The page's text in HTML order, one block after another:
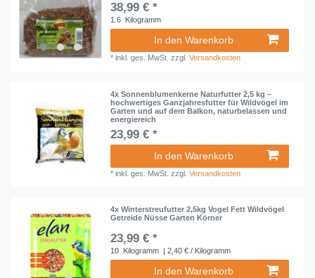
38,99 € *
1.6 Kilogramm
In den Warenkorb
*inkl. ges. MwSt. zzgl.Versandkosten
4x Sonnenblumenkerne Naturfutter 2,5 kg –
hochwertiges Ganzjahresfutter für Wildvögel im
Garten und auf dem Balkon, naturbelassen und
energiereich
23,99 € *
In den Warenkorb
*inkl. ges. MwSt. zzgl.Versandkosten
4x Winterstreufutter 2,5kg Vogel Fett Wildvögel
Getreide Nüsse Garten Körner
23,99 € *
10 Kilogramm | 2,40 € / Kilogramm
In den Warenkorb